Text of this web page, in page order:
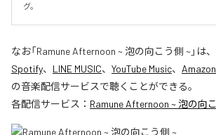
グ。
なお「Ramune Afternoon ~ 泡の向こう側 ~」は、
Spotify、 LINE MUSIC、 YouTube Music、
の音楽配信サービスで聴くことができる。
各配信サービス： Ramune Afternoon ~ 泡の向